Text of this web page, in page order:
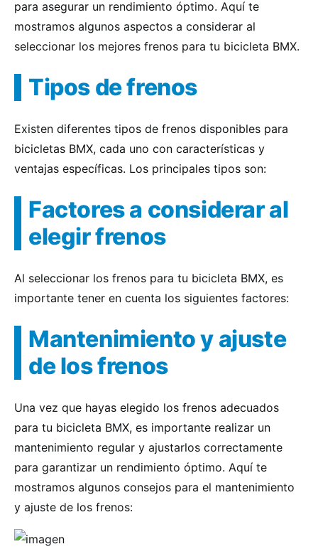
para asegurar un rendimiento óptimo. Aquí te
mostramos algunos aspectos a considerar al
seleccionar los mejores frenos para tu bicicleta BMX.
Tipos de frenos
Existen diferentes tipos de frenos disponibles para
bicicletas BMX, cada uno con características y
ventajas específicas. Los principales tipos son:
Factores a considerar al
elegir frenos
Al seleccionar los frenos para tu bicicleta BMX, es
importante tener en cuenta los siguientes factores:
Mantenimiento y ajuste
de los frenos
Una vez que hayas elegido los frenos adecuados
para tu bicicleta BMX, es importante realizar un
mantenimiento regular y ajustarlos correctamente
para garantizar un rendimiento óptimo. Aquí te
mostramos algunos consejos para el mantenimiento
y ajuste de los frenos: